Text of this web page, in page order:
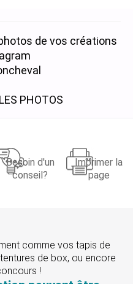
de vos créations
PHOTOS
Besoin d'un
conseil?
Imprimer la
page
comme vos tapis de
de box, ou encore
!